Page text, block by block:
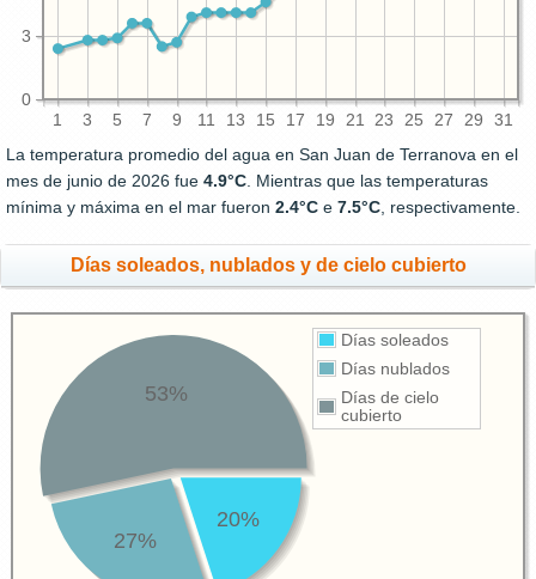
1 3 5 7 9 11 13 15 17 19 21 23 25 27 29 31
0
3
La temperatura promedio del agua en San Juan de Terranova en el
mes de junio de 2026 fue 4.9°C . Mientras que las temperaturas
mínima y máxima en el mar fueron 2.4°C e 7.5°C , respectivamente.
Días soleados, nublados y de cielo cubierto
Días soleados
Días nublados
Días de cielo
cubierto
20%
27%
53%